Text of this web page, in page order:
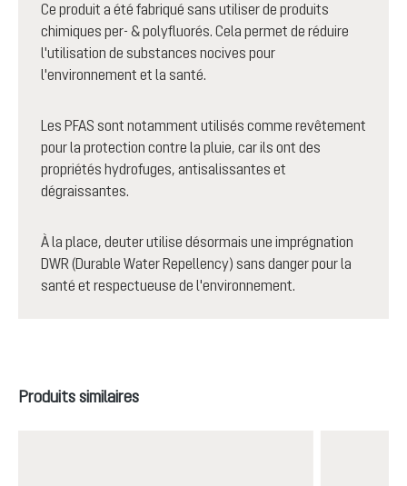
Ce produit a été fabriqué sans utiliser de produits
chimiques per- & polyfluorés. Cela permet de réduire
l'utilisation de substances nocives pour
l'environnement et la santé.
Les PFAS sont notamment utilisés comme revêtement
pour la protection contre la pluie, car ils ont des
propriétés hydrofuges, antisalissantes et
dégraissantes.
À la place, deuter utilise désormais une imprégnation
DWR (Durable Water Repellency) sans danger pour la
santé et respectueuse de l'environnement.
Ignorer la galerie de produits
Produits similaires